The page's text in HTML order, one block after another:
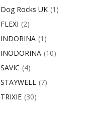
Dog Rocks UK (1)
FLEXI (2)
INDORINA (1)
INODORINA (10)
SAVIC (4)
STAYWELL (7)
TRIXIE (30)